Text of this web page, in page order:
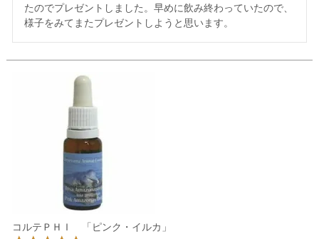
たのでプレゼントしました。早めに飲み終わっていたので、
様子をみてまたプレゼントしようと思います。
コルテＰＨＩ 「ピンク・イルカ」